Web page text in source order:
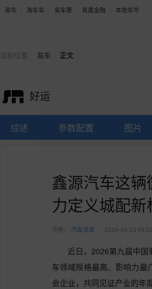
易车 淘车车 易车惠 易鑫金融 本地车市
当前位置： 易车 正文
好运
综述 参数配置 图片
鑫源汽车这
力定义城配新
作者： 汽车说车 2026-04-23 09:22
近日，2026第九届中
车领域规格最高、影响力最
会企业，共同见证产业的年